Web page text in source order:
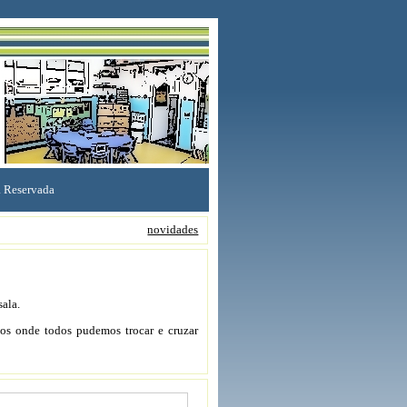
Reservada
novidades
onde todos pudemos trocar e cruzar